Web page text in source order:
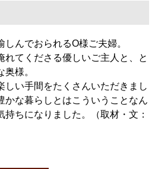
んでおられるO様ご夫婦。
れてくださる優しいご主人と、と
様。
しい手間をたくさんいただきまし
かな暮らしとはこういうことなん
ちになりました。（取材・文：